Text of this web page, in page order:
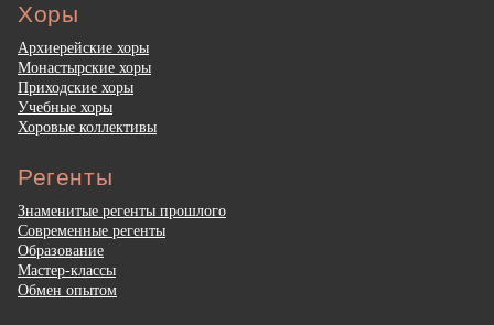
Хоры
Архиерейские хоры
Монастырские хоры
Приходские хоры
Учебные хоры
Хоровые коллективы
Регенты
Знаменитые регенты прошлого
Современные регенты
Образование
Мастер-классы
Обмен опытом